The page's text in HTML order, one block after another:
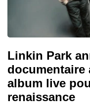
Linkin Park
documentaire
album live
renaissance